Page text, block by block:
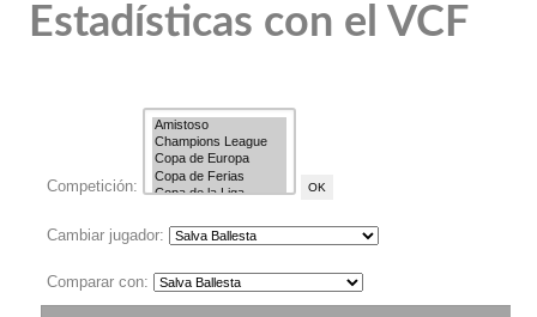
Estadísticas con el VCF
Competición:
Cambiar jugador:
Comparar con: